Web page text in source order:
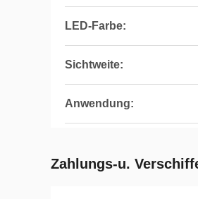
LED-Farbe:
Sichtweite:
Anwendung:
Zahlungs-u.